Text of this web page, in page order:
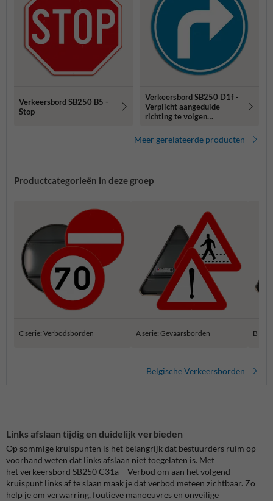
Verkeersbord SB250 B5 -
Stop
Verkeersbord SB250 D1f -
Verplicht aangeduide
richting te volgen
Meer gerelateerde producten
Productcategorieën in deze groep
C serie: Verbodsborden A serie: Gevaarsborden B
Belgische Verkeersborden
Links afslaan tijdig en duidelijk verbieden
Op sommige kruispunten is het belangrijk dat bestuurders ruim op
voorhand weten dat links afslaan niet toegelaten is. Met
het verkeersbord SB250 C31a – Verbod om aan het volgend
kruispunt links af te slaan maak je dat verbod meteen zichtbaar. Zo
help je om verwarring, foutieve manoeuvres en onveilige